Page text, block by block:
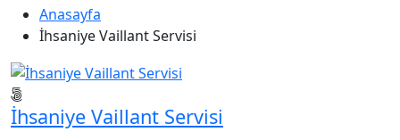
Anasayfa
İhsaniye Vaillant Servisi
İhsaniye Vaillant Servisi